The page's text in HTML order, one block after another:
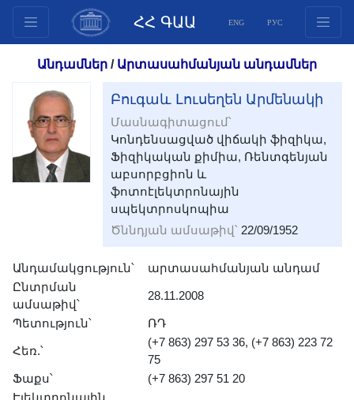
ՀՀ ԳԱԱ ENG РУС
անդամներ
Փաստաթղթեր
Ինովացիոն առաջարկներ
Հրատարակություններ
Հիմնադրամներ
Միջազգային
համագործակցություն
Երիտասարդական
Տեսադարան
Անդամներ / Արտասահմանյան անդամներ
Բուգաև Լուսեղեն Արմենակի
Մասնագիտացում՝
Կոնդենսացված վիճակի ֆիզիկա,
Ֆիզիկական քիմիա, Ռենտգենյան
աբսորբցիոն և
ֆոտոէլեկտրոնային
սպեկտրոսկոպիա
Ծննդյան ամսաթիվ՝ 22/09/1952
Անդամակցություն՝
արտասահմանյան անդամ
Ընտրման
ամսաթիվ՝
28.11.2008
Պետություն՝ ՌԴ
Հեռ.՝
(+7 863) 297 53 36, (+7 863) 223 72
75
Ֆաքս՝
(+7 863) 297 51 20